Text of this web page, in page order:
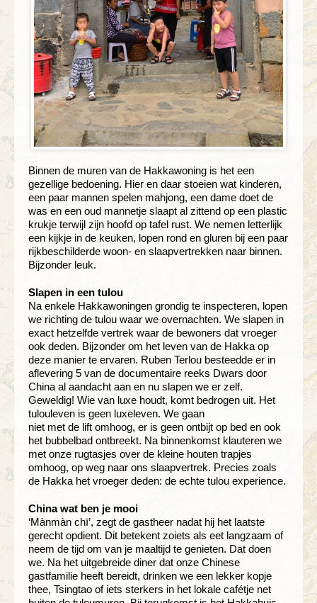
Binnen de muren van de Hakkawoning is het een
gezellige bedoening. Hier en daar stoeien wat kinderen,
een paar mannen spelen mahjong, een dame doet de
was en een oud mannetje slaapt al zittend op een plastic
krukje terwijl zijn hoofd op tafel rust. We nemen letterlijk
een kijkje in de keuken, lopen rond en gluren bij een paar
rijkbeschilderde woon- en slaapvertrekken naar binnen.
Bijzonder leuk.
Slapen in een tulou
Na enkele Hakkawoningen grondig te inspecteren, lopen
we richting de tulou waar we overnachten. We slapen in
exact hetzelfde vertrek waar de bewoners dat vroeger
ook deden. Bijzonder om het leven van de Hakka op
deze manier te ervaren. Ruben Terlou besteedde er in
aflevering 5 van de documentaire reeks Dwars door
China al aandacht aan en nu slapen we er zelf.
Geweldig! Wie van luxe houdt, komt bedrogen uit. Het
tulouleven is geen luxeleven. We gaan
niet met de lift omhoog, er is geen ontbijt op bed en ook
het bubbelbad ontbreekt. Na binnenkomst klauteren we
met onze rugtasjes over de kleine houten trapjes
omhoog, op weg naar ons slaapvertrek. Precies zoals
de Hakka het vroeger deden: de echte tulou experience.
China wat ben je mooi
‘Mànmàn chī’, zegt de gastheer nadat hij het laatste
gerecht opdient. Dit betekent zoiets als eet langzaam of
neem de tijd om van je maaltijd te genieten. Dat doen
we. Na het uitgebreide diner dat onze Chinese
gastfamilie heeft bereidt, drinken we een lekker kopje
thee, Tsingtao of iets sterkers in het lokale cafétje net